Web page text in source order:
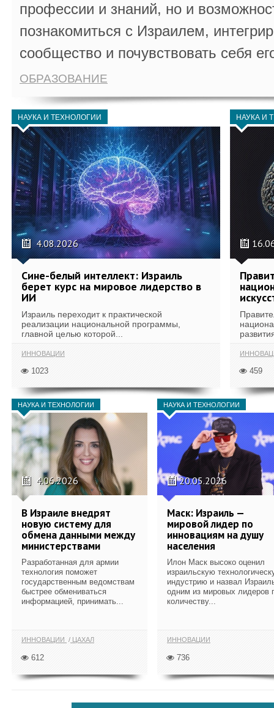
профессии и знаний, но и
познакомиться с Израилем,
сообщество и почувствовать себя
ОБРАЗОВАНИЕ
НАУКА И ТЕХНОЛОГИИ
4.08.2026
Сине-белый интеллект: Израиль
берет курс на мировое лидерство в
ИИ
Израиль переходит к практической
реализации национальной программы,
главной целью которой...
ИННОВАЦИИ
1023
НАУКА И
459
НАУКА И ТЕХНОЛОГИИ
4.06.2026
В Израиле внедрят
новую систему для
обмена данными между
министерствами
Разработанная для армии
технология поможет
государственным ведомствам
быстрее обмениваться
информацией, принимать...
ИННОВАЦИИ ЦАХАЛ
612
НАУКА И ТЕХНОЛОГИИ
20.05.2026
Маск: Израиль —
мировой лидер по
инновациям на душу
населения
Илон Маск высоко оценил
израильскую
индустрию и назвал
одним из мировых лидеров
количеству...
ИННОВАЦИИ
736